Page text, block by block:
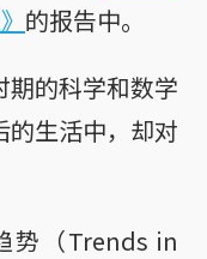
的报告中。
期的科学和数学
的生活中，却对
势（Trends in